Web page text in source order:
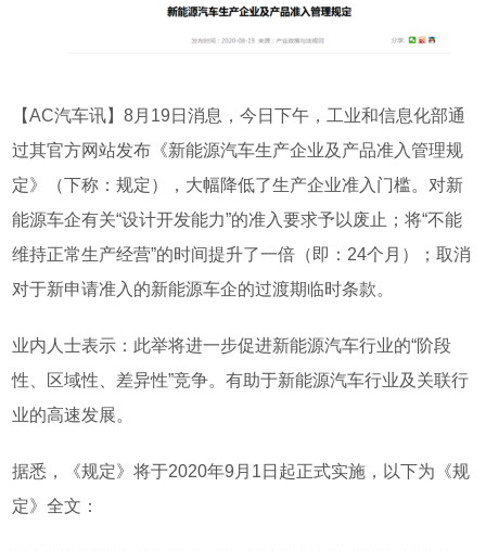
【AC汽车讯】8月 19 日消息，今日下午，工业和信息化部通
过其官方网站发布《新能源汽车生产企业及产品准入管理规
定》（下称：规定），大幅降低了生产企业准入门槛。对新
能源车企有关“设计开发能力”的准入要求予以废止；将“不能
维持正常生产经营”的时间提升了一倍（即： 24个月）；取消
对于新申请准入的新能源车企的过渡期临时条款。
业内人士表示：此举将进一步促进新能源汽车行业的“阶段
性、区域性、差异性”竞争。有助于新能源汽车行业及关联行
业的高速发展。
据悉，《规定》将于2020年9月1日起正式实施，以下为《规
定》全文：